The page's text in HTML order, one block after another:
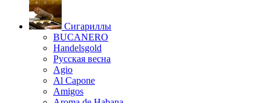
Сигариллы
BUCANERO
Handelsgold
Русская весна
Agio
Al Capone
Amigos